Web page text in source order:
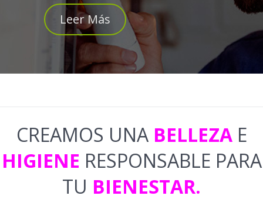
Leer Más
CREAMOS UNA BELLEZAE
HIGIENE RESPONSABLE PARA
TU BIENESTAR.